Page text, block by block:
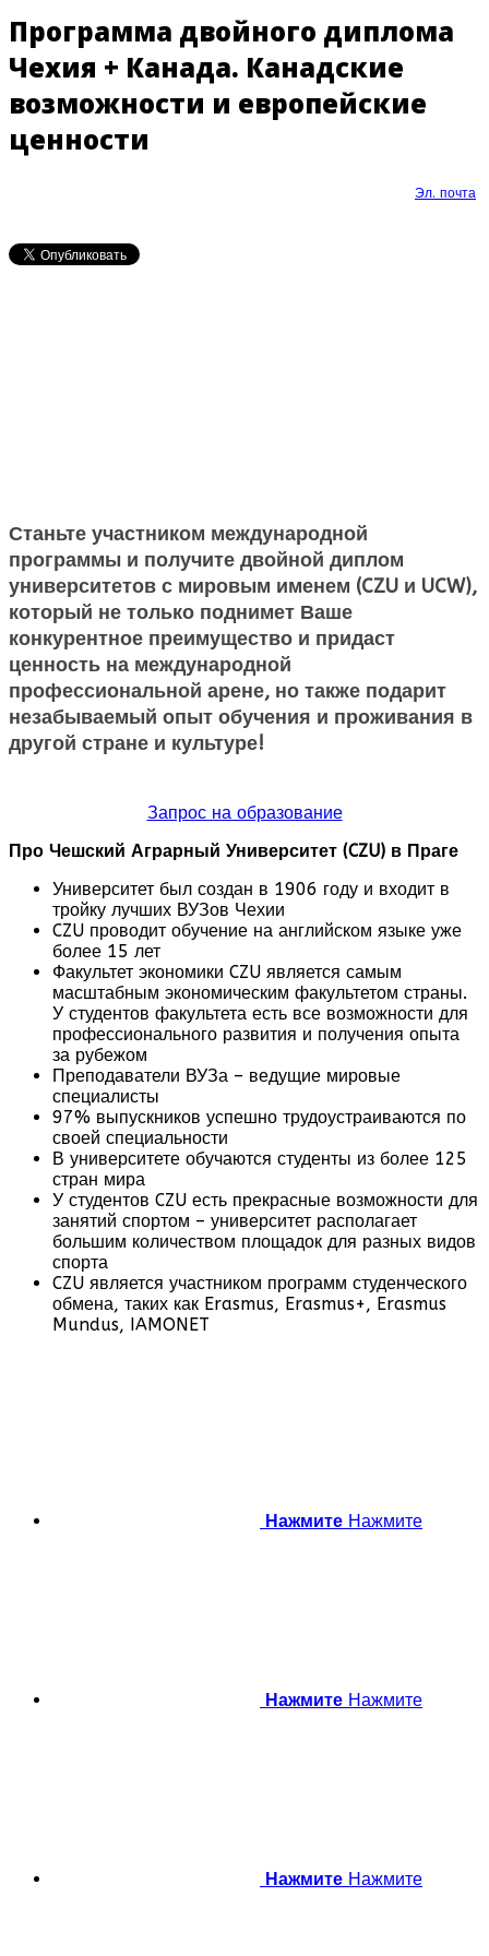
Программа двойного диплома
Чехия + Канада. Канадские
возможности и европейские
ценности
Эл. почта
Станьте участником международной
программы и получите двойной диплом
университетов с мировым именем (CZU и UCW),
который не только поднимет Ваше
конкурентное преимущество и придаст
ценность на международной
профессиональной арене, но также подарит
незабываемый опыт обучения и проживания в
другой стране и культуре!
Запрос на образование
Про Чешский Аграрный Университет (CZU) в Праге
Университет был создан в 1906 году и входит в
тройку лучших ВУЗов Чехии
CZU проводит обучение на английском языке уже
более 15 лет
Факультет экономики CZU является самым
масштабным экономическим факультетом страны.
У студентов факультета есть все возможности для
профессионального развития и получения опыта
за рубежом
Преподаватели ВУЗа – ведущие мировые
специалисты
97% выпускников успешно трудоустраиваются по
своей специальности
В университете обучаются студенты из более 125
стран мира
У студентов CZU есть прекрасные возможности для
занятий спортом – университет располагает
большим количеством площадок для разных видов
спорта
CZU является участником программ студенческого
обмена, таких как Erasmus, Erasmus+, Erasmus
Mundus, IAMONET
Нажмите Нажмите
Нажмите Нажмите
Нажмите Нажмите